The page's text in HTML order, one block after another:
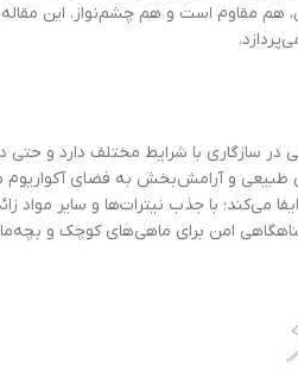
هم چشم‌نواز. این مقاله به بررسی
مختلف دارد و حتی در آکواریوم‌هایی با
به فضای آکواریوم می‌بخشند، بلکه با
و سایر مواد زائد، به تثبیت
کوچک و بچه‌ماهی‌ها ایجاد